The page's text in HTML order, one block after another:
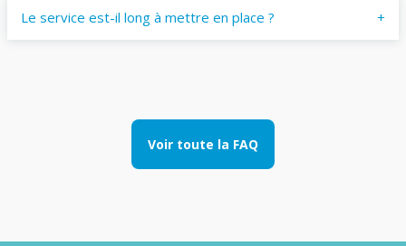
Le service est-il long à mettre en place ?
Voir toute la FAQ